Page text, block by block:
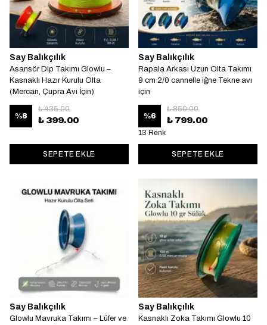
Say Balıkçılık
Asansör Dip Takımı Glowlu –
Kasnaklı Hazır Kurulu Olta
(Mercan, Çupra Avı İçin)
%8
₺ 435.00
₺ 399.00
SEPETE EKLE
Say Balıkçılık
Rapala Arkası Uzun Olta Takımı
9 cm 2/0 cannelle iğne Tekne avı
için
%6
₺ 850.00
₺ 799.00
13 Renk
SEPETE EKLE
Say Balıkçılık
Glowlu Mavruka Takımı – Lüfer ve
Say Balıkçılık
Kasnaklı Zoka Takımı Glowlu 10